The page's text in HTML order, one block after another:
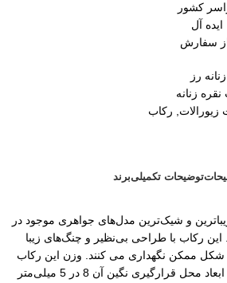
کشور
آل
سفارش
رز
زنانه
رکاب
توضیحات تکمیلیبرند
و شیک‌ترین مدل‌های جواهری موجود در
رکاب با طراحی بی‌نظیر و چنگ‌های زیبا
شکل ممکن نگهداری می کنند. وزن این رکاب
نقره زنانه 3.22 گرم است و ابعاد محل قرارگیری نگین آن 8 در 5 میلی‌متر